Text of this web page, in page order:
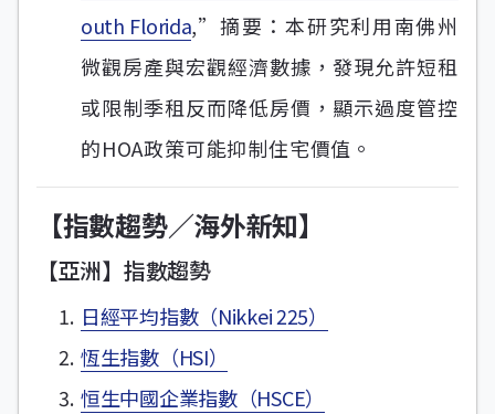
outh Florida,”摘要：本研究利用南佛州
微觀房產與宏觀經濟數據，發現允許短租
或限制季租反而降低房價，顯示過度管控
的HOA政策可能抑制住宅價值。
【指數趨勢／海外新知】
【亞洲】指數趨勢
日經平均指數（Nikkei 225）
恆生指數（HSI）
恒生中國企業指數（HSCE）